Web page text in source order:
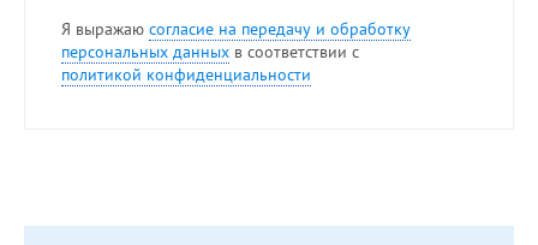
Я выражаю согласие на передачу и обработку
персональных данных в соответствии с
политикой конфиденциальности